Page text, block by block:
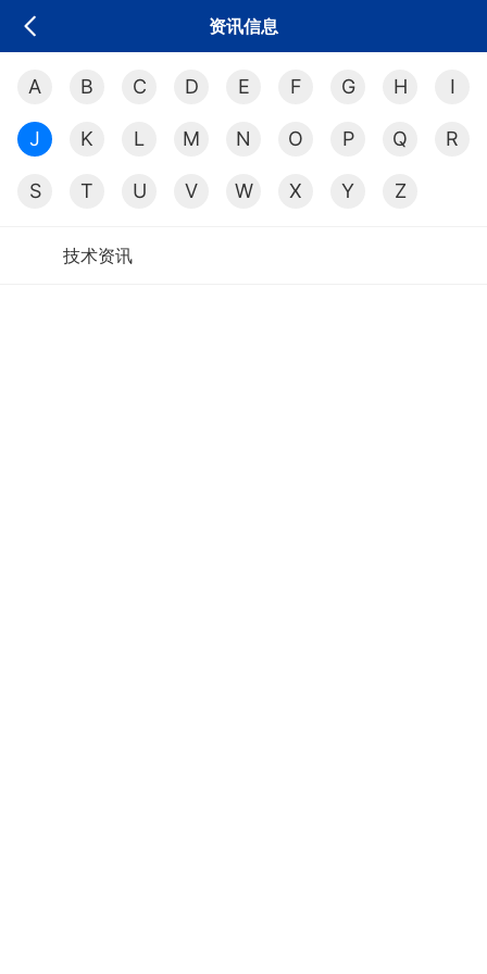
资讯信息
A B C D E F G H I
J K L M N O P Q R
S T U V W X Y Z
技术资讯